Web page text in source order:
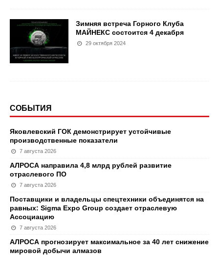
Зимняя встреча Горного Клуба
МАЙНЕКС состоится 4 декабря
29 октября 2024
СОБЫТИЯ
Яковлевский ГОК демонстрирует устойчивые
производственные показатели
7 августа 2026
АЛРОСА направила 4,8 млрд рублей развитие
отраслевого ПО
7 августа 2026
Поставщики и владельцы спецтехники объединятся на
равных: Sigma Expo Group создает отраслевую
Ассоциацию
7 августа 2026
АЛРОСА прогнозирует максимальное за 40 лет снижение
мировой добычи алмазов